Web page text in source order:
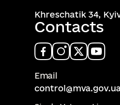
Khreschatik 34,
Contacts
Email
control@mva.gov.ua